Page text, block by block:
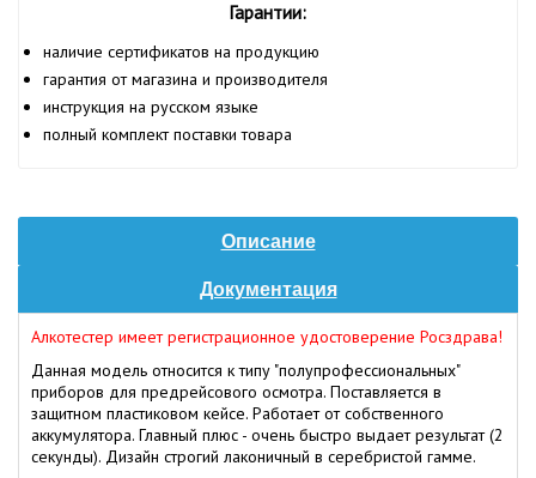
Гарантии:
наличие сертификатов на продукцию
гарантия от магазина и производителя
инструкция на русском языке
полный комплект поставки товара
Описание
Документация
Алкотестер имеет регистрационное удостоверение Росздрава!
Данная модель относится к типу "полупрофессиональных"
приборов для предрейсового осмотра. Поставляется в
защитном пластиковом кейсе. Работает от собственного
аккумулятора. Главный плюс - очень быстро выдает результат (2
секунды). Дизайн строгий лаконичный в серебристой гамме.